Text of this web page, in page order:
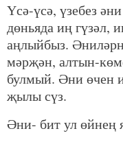
Үсә-үсә, үзебез
дөньяда иң гүзәл,
аңлыйбыз.
мәрҗән, алтын-
булмый. Әни өчен
җылы сүз.
Әни- бит ул өйнең